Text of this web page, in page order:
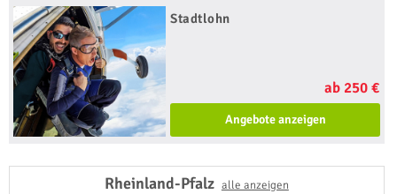
Stadtlohn
ab 250 €
Angebote anzeigen
Rheinland-Pfalz alle anzeigen